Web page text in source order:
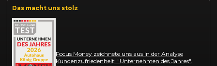
Das macht uns stolz
Focus Money zeichnete uns aus in der Analyse
Kundenzufriedenheit: "Unternehmen des Jahres".